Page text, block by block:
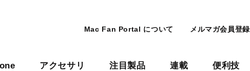
Mac Fan Portal について メルマガ会員登録
アクセサリ 注目製品 連載 便利技